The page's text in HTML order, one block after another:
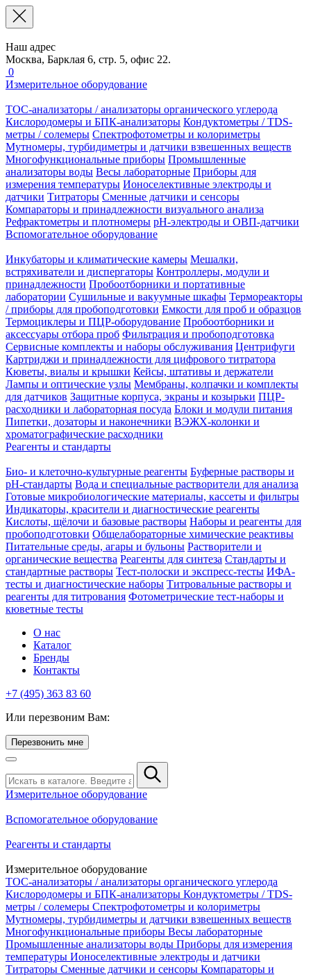
Наш адрес
Москва, Барклая 6, стр. 5, офис 22.
0
Измерительное оборудование
TOC-анализаторы / анализаторы органического углерода
Кислородомеры и БПК-анализаторы Кондуктометры / TDS-
метры / солемеры Спектрофотометры и колориметры
Мутномеры, турбидиметры и датчики взвешенных веществ
Многофункциональные приборы Промышленные
анализаторы воды Весы лабораторные Приборы для
измерения температуры Ионоселективные электроды и
датчики Титраторы Сменные датчики и сенсоры
Компараторы и принадлежности визуального анализа
Рефрактометры и плотномеры pH-электроды и ОВП-датчики
Вспомогательное оборудование
Инкубаторы и климатические камеры Мешалки,
встряхиватели и диспергаторы Контроллеры, модули и
принадлежности Пробоотборники и портативные
лаборатории Сушильные и вакуумные шкафы Термореакторы
/ приборы для пробоподготовки Емкости для проб и образцов
Термоциклеры и ПЦР-оборудование Пробоотборники и
аксессуары отбора проб Фильтрация и пробоподготовка
Сервисные комплекты и наборы обслуживания Центрифуги
Картриджи и принадлежности для цифрового титратора
Кюветы, виалы и крышки Кейсы, штативы и держатели
Лампы и оптические узлы Мембраны, колпачки и комплекты
для датчиков Защитные корпуса, экраны и козырьки ПЦР-
расходники и лабораторная посуда Блоки и модули питания
Пипетки, дозаторы и наконечники ВЭЖХ-колонки и
хроматографические расходники
Реагенты и стандарты
Био- и клеточно-культурные реагенты Буферные растворы и
pH-стандарты Вода и специальные растворители для анализа
Готовые микробиологические материалы, кассеты и фильтры
Индикаторы, красители и диагностические реагенты
Кислоты, щёлочи и базовые растворы Наборы и реагенты для
пробоподготовки Общелабораторные химические реактивы
Питательные среды, агары и бульоны Растворители и
органические вещества Реагенты для синтеза Стандарты и
стандартные растворы Тест-полоски и экспресс-тесты ИФА-
тесты и диагностические наборы Титровальные растворы и
реагенты для титрования Фотометрические тест-наборы и
кюветные тесты
О нас
Каталог
Бренды
Контакты
+7 (495) 363 83 60
Или перезвоним Вам:
Перезвонить мне
Измерительное оборудование
Вспомогательное оборудование
Реагенты и стандарты
Измерительное оборудование
TOC-анализаторы / анализаторы органического углерода
Кислородомеры и БПК-анализаторы Кондуктометры / TDS-
метры / солемеры Спектрофотометры и колориметры
Мутномеры, турбидиметры и датчики взвешенных веществ
Многофункциональные приборы Весы лабораторные
Промышленные анализаторы воды Приборы для измерения
температуры Ионоселективные электроды и датчики
Титраторы Сменные датчики и сенсоры Компараторы и